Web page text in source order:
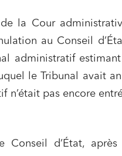
de la Cour
au Conseil
administratif
le Tribunal avait
n’était pas encore
Conseil d’État,
et contrats
numérique